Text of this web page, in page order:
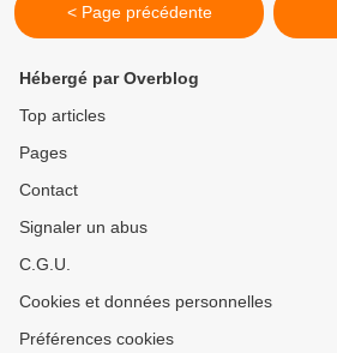
< Page précédente
Hébergé par Overblog
Top articles
Pages
Contact
Signaler un abus
C.G.U.
Cookies et données personnelles
Préférences cookies